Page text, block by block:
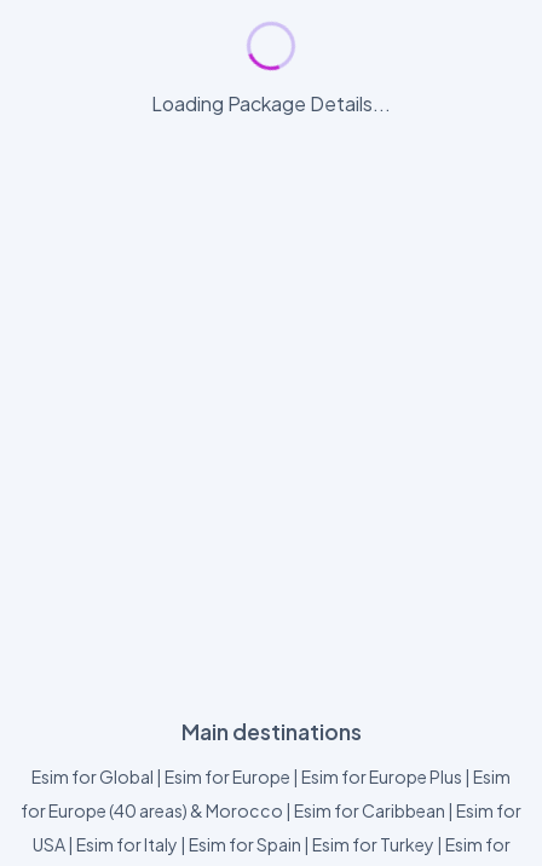
Loading Package Details...
Main destinations
Esim for Global | Esim for Europe | Esim for Europe Plus | Esim
for Europe (40 areas) & Morocco | Esim for Caribbean | Esim for
USA| Esim for Italy | Esim for Spain | Esim for Turkey | Esim for